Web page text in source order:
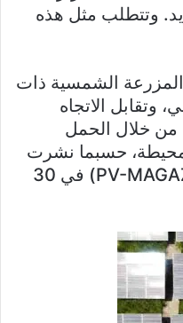
وتتطلب مثل هذه
الشمسية ذات
وتقابل الاتجاه
من خلال الحمل
حسبما نشرت
مجلة بي في ماغازين (PV-MAGAZINE) في 30